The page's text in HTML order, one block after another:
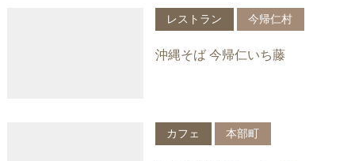
レストラン 今帰仁村
沖縄そば 今帰仁いち藤
カフェ 本部町